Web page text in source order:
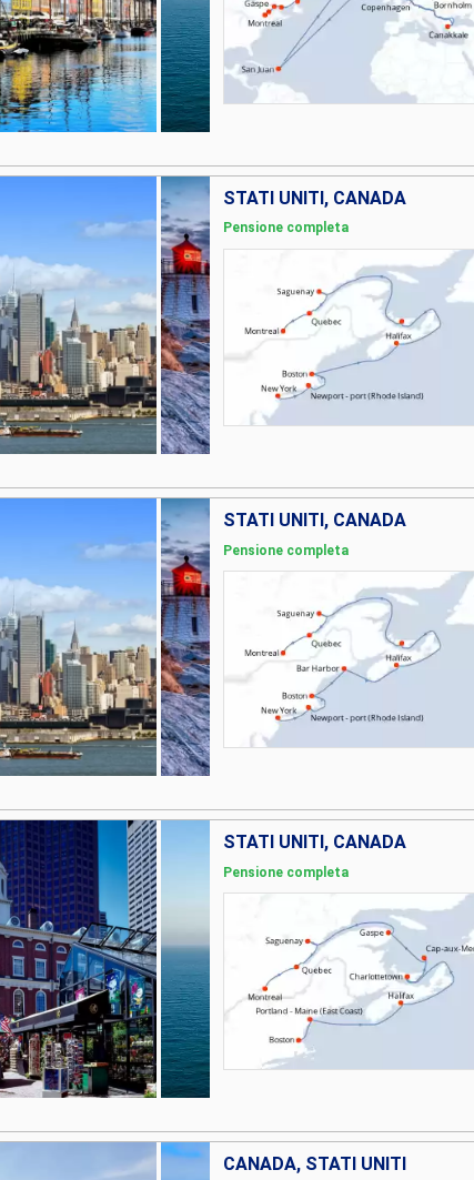
STATI UNITI, CANADA
Pensione completa
STATI UNITI, CANADA
Pensione completa
STATI UNITI, CANADA
Pensione completa
CANADA, STATI UNITI